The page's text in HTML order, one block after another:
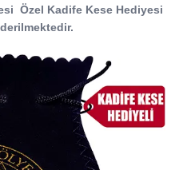
Özel Kadife Kese Hediyesi